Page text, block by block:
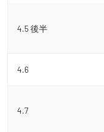
4.5 後半
4.6
4.7